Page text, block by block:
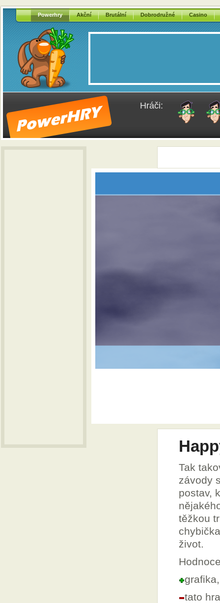
Powerhry Akční Brutální Dobrodružné Casino
Hráči:
Tak
závody
postav,
těžkou
život.
tato